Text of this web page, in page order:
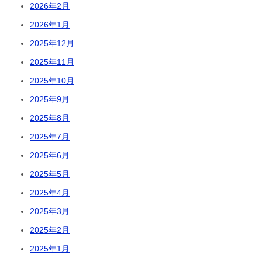
2026年2月
2026年1月
2025年12月
2025年11月
2025年10月
2025年9月
2025年8月
2025年7月
2025年6月
2025年5月
2025年4月
2025年3月
2025年2月
2025年1月